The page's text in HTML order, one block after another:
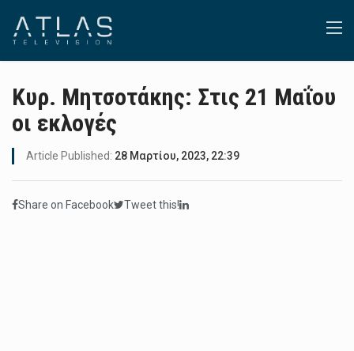
Κυρ. Μητσοτάκης: Στις 21 Μαΐου
οι εκλογές
Article Published: 28 Μαρτίου, 2023, 22:39
Share on Facebook Tweet this!